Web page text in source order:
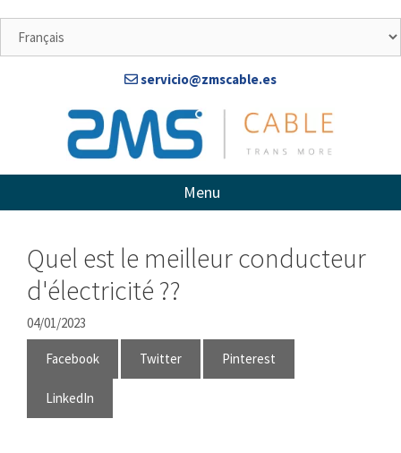
contenu
servicio@zmscable.es
Menu
Quel est le meilleur conducteur
d'électricité ??
04/01/2023
Facebook Twitter Pinterest
LinkedIn